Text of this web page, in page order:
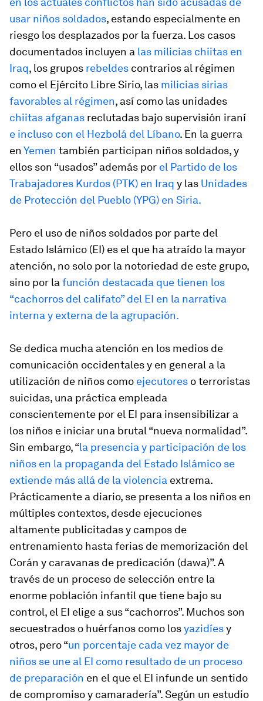
usar niños soldados, estando especialmente en
riesgo los desplazados por la fuerza. Los casos
documentados incluyen a las milicias chiitas en
Iraq, los grupos rebeldes contrarios al régimen
como el Ejército Libre Sirio, las milicias sirias
favorables al régimen, así como las unidades
chiitas afganas reclutadas bajo supervisión iraní
e incluso con el Hezbolá del Líbano. En la guerra
en Yemen también participan niños soldados, y
ellos son “usados” además por el Partido de los
Trabajadores Kurdos (PTK) en Iraq y las Unidades
de Protección del Pueblo (YPG) en Siria.
Pero el uso de niños soldados por parte del
Estado Islámico (EI) es el que ha atraído la mayor
atención, no solo por la notoriedad de este grupo,
sino por la función destacada que tienen los
“cachorros del califato” del EI en la narrativa
interna y externa de la agrupación.
Se dedica mucha atención en los medios de
comunicación occidentales y en general a la
utilización de niños como ejecutores o terroristas
suicidas, una práctica empleada
conscientemente por el EI para insensibilizar a
los niños e iniciar una brutal “nueva normalidad”.
Sin embargo, “la presencia y participación de los
niños en la propaganda del Estado Islámico se
extiende más allá de la violencia extrema.
Prácticamente a diario, se presenta a los niños en
múltiples contextos, desde ejecuciones
altamente publicitadas y campos de
entrenamiento hasta ferias de memorización del
Corán y caravanas de predicación (dawa)”. A
través de un proceso de selección entre la
enorme población infantil que tiene bajo su
control, el EI elige a sus “cachorros”. Muchos son
secuestrados o huérfanos como losyazidíesy
otros, pero “un porcentaje cada vez mayor de
niños se une al EI como resultado de un proceso
de preparación en el que el EI infunde un sentido
de compromiso y camaradería”. Según un estudio